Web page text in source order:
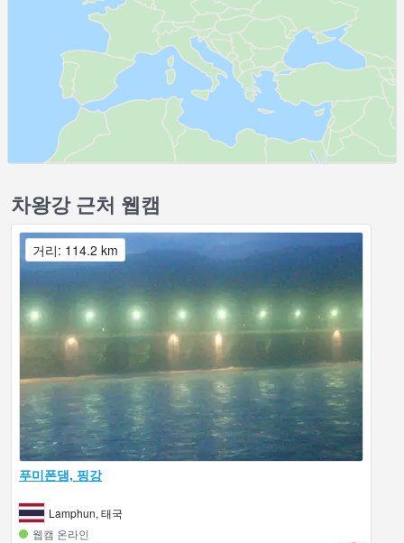
차왕강 근처 웹캠
푸미폰댐, 핑강
Lamphun, 태국
웹캠 온라인
거리: 114.2 km